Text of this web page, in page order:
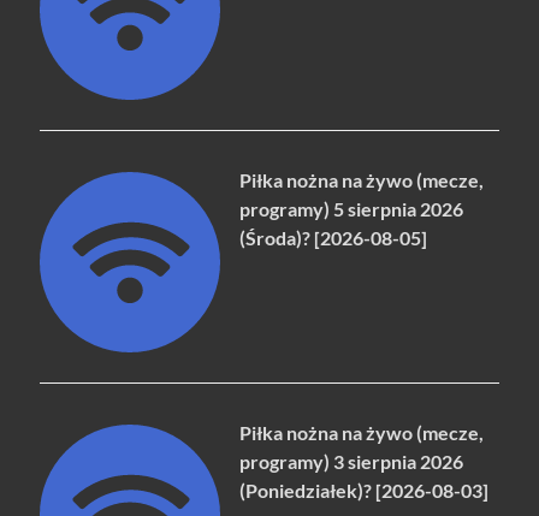
Piłka nożna na żywo (mecze,
programy) 5 sierpnia 2026
(Środa)? [2026-08-05]
Piłka nożna na żywo (mecze,
programy) 3 sierpnia 2026
(Poniedziałek)? [2026-08-03]